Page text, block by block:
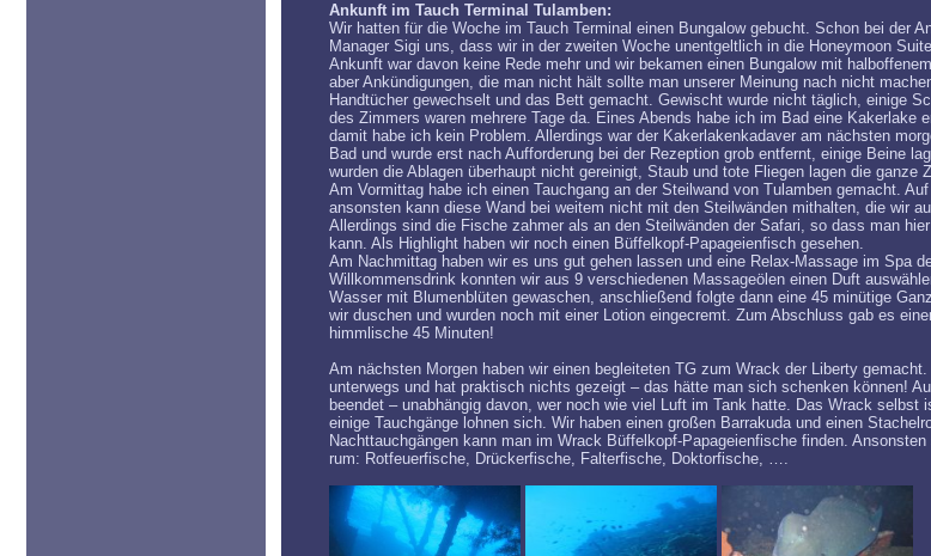
Ankunft im Tauch Terminal Tulamben:
Wir hatten für die Woche im Tauch Terminal einen Bungalow gebucht. Schon bei der
Manager Sigi uns, dass wir in der zweiten Woche unentgeltlich in die Honeymoon
Ankunft war davon keine Rede mehr und wir bekamen einen Bungalow mit
aber Ankündigungen, die man nicht hält sollte man unserer Meinung nach nicht
Handtücher gewechselt und das Bett gemacht. Gewischt wurde nicht täglich, einige
des Zimmers waren mehrere Tage da. Eines Abends habe ich im Bad eine Kakerlake
damit habe ich kein Problem. Allerdings war der Kakerlakenkadaver am nächsten
Bad und wurde erst nach Aufforderung bei der Rezeption grob entfernt, einige Beine
wurden die Ablagen überhaupt nicht gereinigt, Staub und tote Fliegen lagen die ganze
Am Vormittag habe ich einen Tauchgang an der Steilwand von Tulamben gemacht.
ansonsten kann diese Wand bei weitem nicht mit den Steilwänden mithalten, die wir
Allerdings sind die Fische zahmer als an den Steilwänden der Safari, so dass man
kann. Als Highlight haben wir noch einen Büffelkopf-Papageienfisch gesehen.
Am Nachmittag haben wir es uns gut gehen lassen und eine Relax-Massage im Spa
Willkommensdrink konnten wir aus 9 verschiedenen Massageölen einen Duft
Wasser mit Blumenblüten gewaschen, anschließend folgte dann eine 45 minütige
wir duschen und wurden noch mit einer Lotion eingecremt. Zum Abschluss gab es
himmlische 45 Minuten!
Am nächsten Morgen haben wir einen begleiteten TG zum Wrack der Liberty
unterwegs und hat praktisch nichts gezeigt – das hätte man sich schenken können!
beendet – unabhängig davon, wer noch wie viel Luft im Tank hatte. Das Wrack selbst
einige Tauchgänge lohnen sich. Wir haben einen großen Barrakuda und einen
Nachttauchgängen kann man im Wrack Büffelkopf-Papageienfische finden.
rum: Rotfeuerfische, Drückerfische, Falterfische, Doktorfische, ….